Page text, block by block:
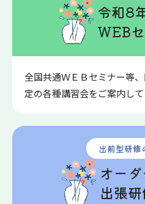
令和8
WEB
全国共通ＷＥＢセミナー等
定の各種講習会をご案内して
出前型研修
オー
出張